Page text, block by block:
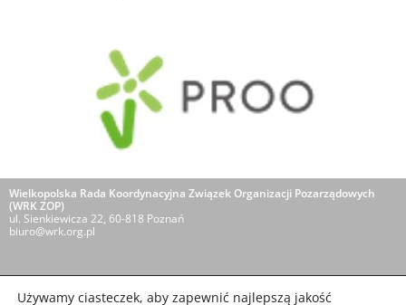
Wielkopolska Rada Koordynacyjna Związek Organizacji Pozarządowych
(WRK ZOP)
ul. Sienkiewicza 22, 60-818 Poznań
biuro@wrk.org.pl
O NAS POLITYKA PRYWATNOŚCI
Używamy ciasteczek, aby zapewnić najlepszą jakość